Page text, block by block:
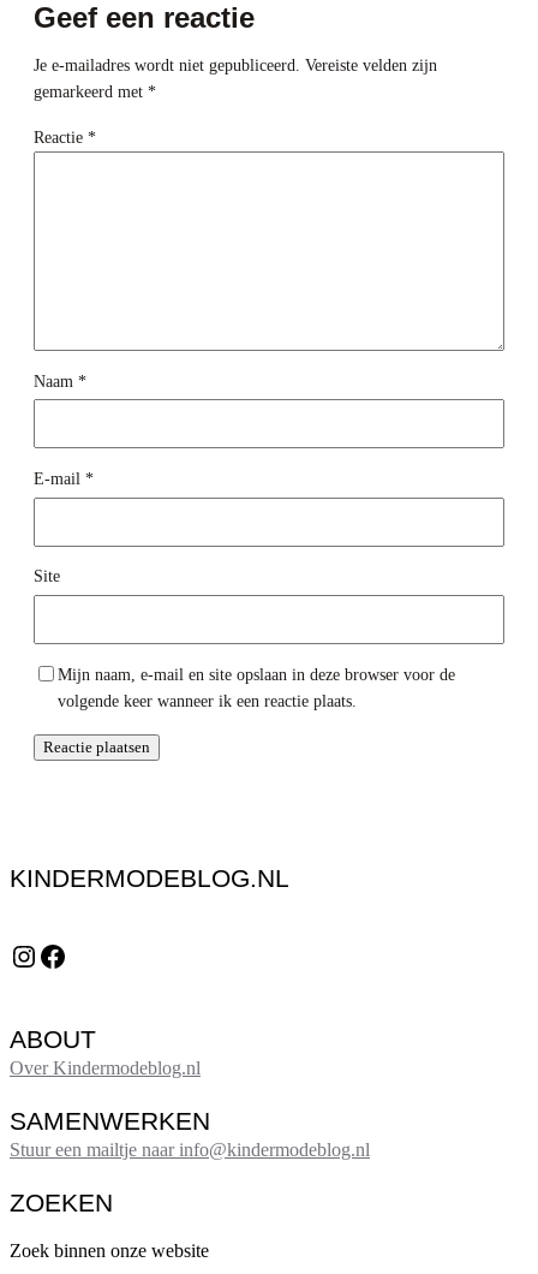
Geef een reactie
Je e-mailadres wordt niet gepubliceerd. Vereiste velden zijn
gemarkeerd met *
Reactie *
Naam *
E-mail *
Site
Mijn naam, e-mail en site opslaan in deze browser voor de
volgende keer wanneer ik een reactie plaats.
KINDERMODEBLOG.NL
Instagram Facebook
ABOUT
Over Kindermodeblog.nl
SAMENWERKEN
Stuur een mailtje naar info@kindermodeblog.nl
ZOEKEN
Zoek binnen onze website